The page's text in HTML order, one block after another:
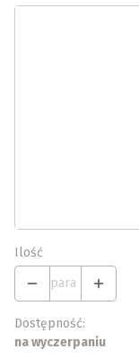
Ilość
para
Dostępność:
na wyczerpaniu